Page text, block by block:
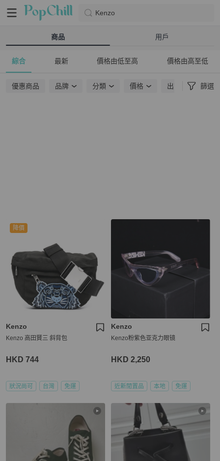
Kenzo
商品 用戶
綜合 最新 價格由低至高 價格由高至低
優惠商品 品牌 分類 價格 出貨地點 篩選
降價
Kenzo
Kenzo 高田賢三 斜背包
HKD 744
狀況尚可 台灣 免運
Kenzo
Kenzo粉紫色亚克力眼镜
HKD 2,250
近新閒置品 本地 免運